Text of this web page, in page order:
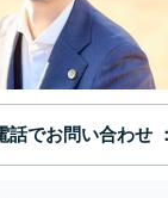
話でお問い合わせ